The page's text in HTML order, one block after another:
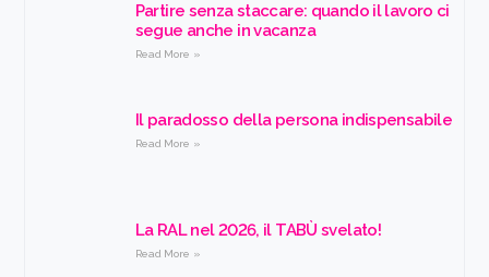
Partire senza staccare: quando il lavoro ci
segue anche in vacanza
Read More »
Il paradosso della persona indispensabile
Read More »
La RAL nel 2026, il TABÙ svelato!
Read More »